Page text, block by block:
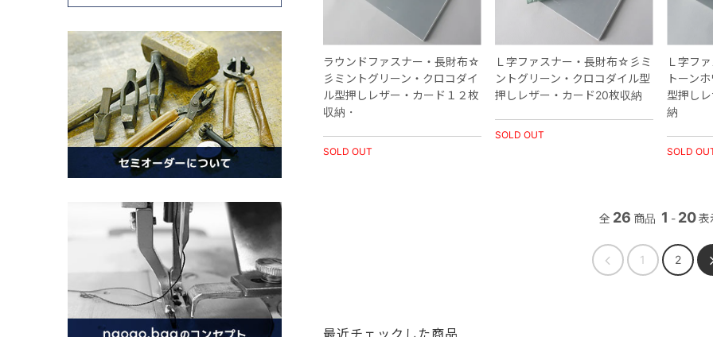
ラウンドファスナー・長財布☆
彡ミントグリーン・クロコダイ
ル型押しレザー・カード１２枚
収納・
SOLD OUT
Ｌ字ファスナー・長財布☆彡ミ
ントグリーン・クロコダイル型
押しレザー・カード20枚収納
SOLD OUT
Ｌ字フ
トーン
型押し
納
SOLD
全 26 商品 1 - 20表
1 2
最近チェックした商品